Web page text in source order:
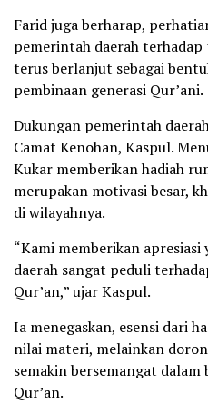
Farid juga berharap,
pemerintah daerah
terus berlanjut sebagai
pembinaan generasi Qur’ani.
Dukungan pemerintah
Camat Kenohan, Kaspul.
Kukar memberikan hadiah
merupakan motivasi besar,
di wilayahnya.
“Kami memberikan
daerah sangat peduli
Qur’an,” ujar Kaspul.
Ia menegaskan, esensi dari
nilai materi, melainkan
semakin bersemangat
Qur’an.